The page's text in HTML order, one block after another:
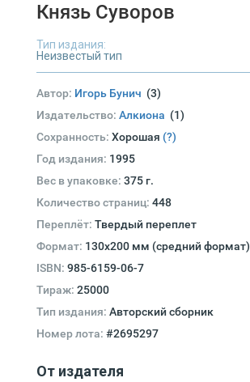
Князь Суворов
Тип издания:
Неизвестый тип
Автор: Игорь Бунич (3)
Издательство: Алкиона (1)
Сохранность: Хорошая (?)
Год издания: 1995
Вес в упаковке: 375 г.
Количество страниц: 448
Переплёт: Твердый переплет
Формат: 130х200 мм (средний формат)
ISBN: 985-6159-06-7
Тираж: 25000
Тип издания: Авторский сборник
Номер лота: #2695297
От издателя